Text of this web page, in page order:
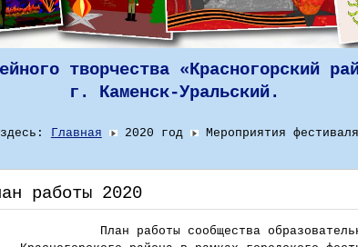
творчества «Красногорский
г. Каменск-Уральский.
Главная 2020 год Мероприятия фестиваля
работы 2020
План работы сообщества